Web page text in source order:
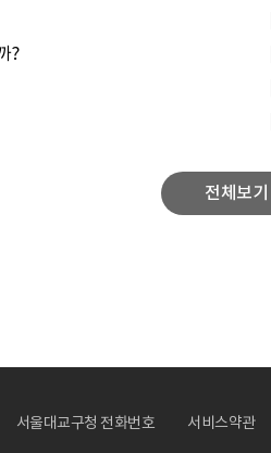
?
전체보기
서울대교구청 전화번호 서비스약관